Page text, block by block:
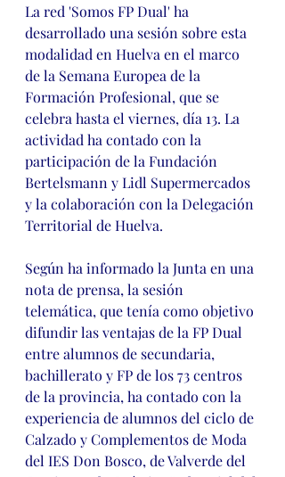
La red 'Somos FP Dual' ha
desarrollado una sesión sobre esta
modalidad en Huelva en el marco
de la Semana Europea de la
Formación Profesional, que se
celebra hasta el viernes, día 13. La
actividad ha contado con la
participación de la Fundación
Bertelsmann y Lidl Supermercados
y la colaboración con la Delegación
Territorial de Huelva.
Según ha informado la Junta en una
nota de prensa, la sesión
telemática, que tenía como objetivo
difundir las ventajas de la FP Dual
entre alumnos de secundaria,
bachillerato y FP de los 73 centros
de la provincia, ha contado con la
experiencia de alumnos del ciclo de
Calzado y Complementos de Moda
del IES Don Bosco, de Valverde del